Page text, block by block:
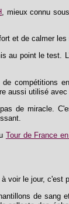
, mieux connu
et de calmer
au point le test.
compétitions
aussi utilisé
de miracle.
Tour de France
voir le jour, c'est
de sang